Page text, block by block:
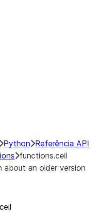
Python Referência API
functions.ceil
about an older version